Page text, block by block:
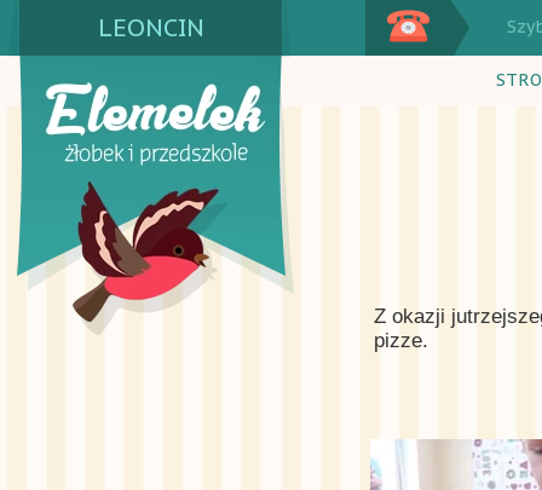
LEONCIN
Z okazji
pizze.